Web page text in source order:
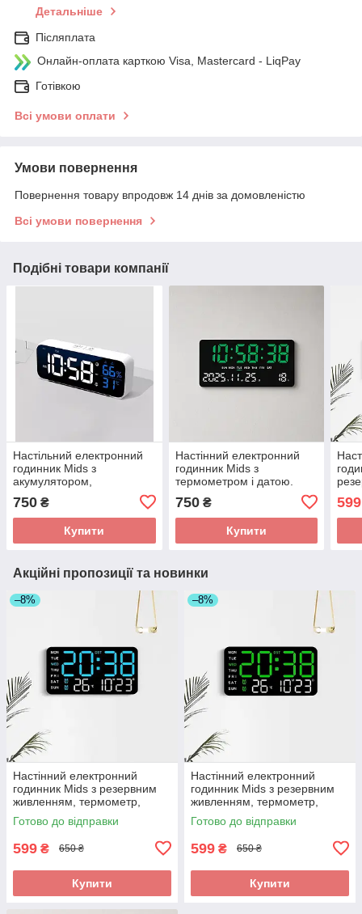
Детальніше
Післяплата
Онлайн-оплата карткою Visa, Mastercard - LiqPay
Готівкою
Всі умови оплати
Умови повернення
Повернення товару впродовж 14 днів за домовленістю
Всі умови повернення
Подібні товари компанії
Настільний електронний
годинник Mids з
акумулятором,
гігрометром, білий.
750 ₴
Купити
Настінний електронний
годинник Mids з
термометром і датою.
750₴
Купити
599
Акційні пропозиції та новинки
–8%
Настінний електронний
годинник Mids з резервним
живленням, термометр,
календар.
Готово до відправки
599 ₴ 650 ₴
Купити
–8%
Настінний електронний
годинник Mids з резервним
живленням, термометр,
календар.
Готово до відправки
599 ₴ 650 ₴
Купити